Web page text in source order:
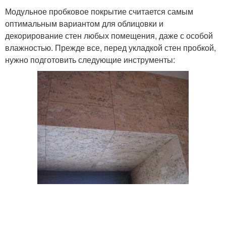
Модульное пробковое покрытие считается самым
оптимальным вариантом для облицовки и
декорирование стен любых помещения, даже с особой
влажностью. Прежде все, перед укладкой стен пробкой,
нужно подготовить следующие инструменты: